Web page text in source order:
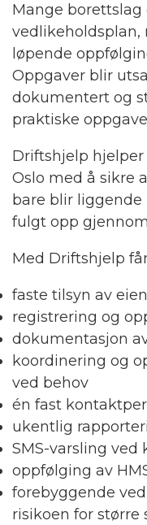
Mange borettslag
vedlikeholdsplan,
løpende
Oppgaver blir
dokumentert og
praktiske
Driftshjelp
Oslo med å sikre
bare blir
fulgt opp
Med Driftshjelp
faste tilsyn av
registrering og
dokumentasjon
koordinering og
ved behov
én fast
ukentlig
SMS-varsling ved
oppfølging av
forebyggende
risikoen for større